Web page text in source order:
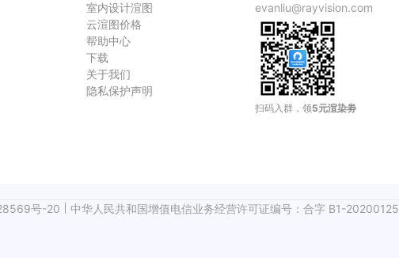
室内设计渲图
云渲图价格
帮助中心
下载
关于我们
隐私保护声明
evanliu@rayvision.com
扫码入群，领5元渲染劵
号-20 中华人民共和国增值电信业务经营许可证编号：合字 B1-20200125